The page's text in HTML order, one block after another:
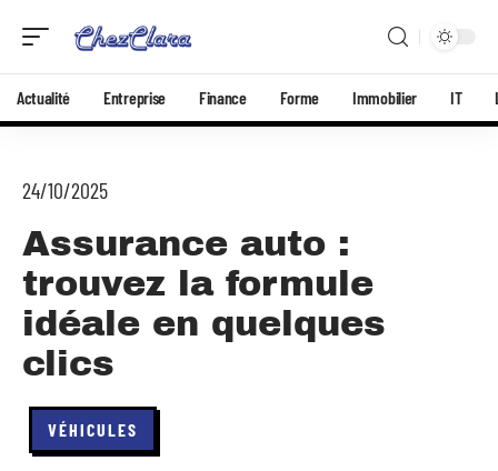
Actualité Entreprise Finance Forme Immobilier IT
24/10/2025
Assurance auto :
trouvez la formule
idéale en quelques
clics
VÉHICULES